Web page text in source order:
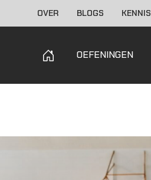
OVER BLOGS KENNIS
OEFENINGEN